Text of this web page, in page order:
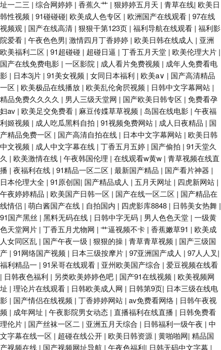
观看 91午夜黄色影院 日本色色影院 欧美性vahd 九九性爱网 东京热小视频
99人妻草 A片天天干 97超碰欧美亚洲 91手机视频 91黄在线观看 午夜色被窝
人人摸人人91 久草视频福利 国产久草香蕉 肏屄勉费视频 91综合视频
www99操 97人人操人人 91性情 91黄色网入口站 午夜操B影院 三级视频国
产 欧美a影院 黑丝足交后入 福利视频网址 WWW浮力COM 国产成人免费专
区 大香蕉伊人青青 东方成人AV综合 超碰97干 99国午夜产传媒 综合另类第
天堂夜夜网 欧美网站在线观看 九九午夜成人剧场 美女人人操 狼友97 久久国
产精品√√ 精品一区在 黄色美女视频 岛国免费小电影 97综合 中文字幕熟女青
草 天堂Av网导航 亚洲一二三 自拍十区 最新网址av 婷婷97色色网 欧洲人人
肏 蜜臀导航 国模100p 超碰人人操在线 97中文资源站 制服诱惑传媒探花 四
虎色导航 午夜剧场污 五月天啪啪啪啪 污视频观看 熟女视频91 欧美啪啪午夜
频道 极品影院 福利AV一区 av在线超碰 91苍苍影院 99操比 97在线资源 足交
网址 91国产精品 午夜激情影院 日本黄色网 麻豆福利导航 韩国色色 91热播
社区 亚州综合色图 日韩成人综合AⅤ 玖玖艹东京 白丝足交自慰 国产tv精品 俺
址一二三 | 综合网婷婷 | 香蕉久艹 | 狠婷婷五月天 | 青草在线| 欧美日
韩性视频 | 91碰碰碰| 欧美成人色专区 | 欧洲国产在线观看 | 97在线
视频观 | 国产在线高清 | 狠狠干第123页 | 福利导航在线观看 | 福利影
院爱看 | 午夜色色男| 激情四月丁香婷婷 | 欧美日韩在线成人 | 亚洲
欧美福利二区 | 91超碰碰 | 超碰日逼 | 丁香五月天堂 | 欧美伦理大片 |
国产在线免费电影 | 一区影院 | 成人看片免费视频 | 成年人免费看电
影 | 日本3j片 | 91美女视频 | 女同日本福利 | 欧美a∨ | 国产高清精品
一区 | 欧美极品在线播放 | 欧美乱伦肏屄视频 | 日韩中文字幕网站 |
精品免费久久久久 | 男人三级天堂网 | 国产欧美日韩专区 | 免费看孕
妇av | 欧美足交免费看 | 麻豆传媟草草视频 | 岛国在线电影 | 午夜福
利姬视频 | 成人吃瓜黑料自拍 | 91视频免费网站 | 成人日夜精品 | 国
产精品免费一区 | 国产高清自拍在线 | 日本中文字幕网站 | 欧美日韩
中文视频 | 成人中文字幕在线 | 丁香五月五婷 | 国产偷拍 | 91天堂久
久 | 欧美激情在线 | 午夜韩国伦理 | 在线观看w黄w | 青草视频在线直
播 | 夜福利在线 | 91精品一区二区 | 最新国产精品 | 国产看片神器 |
日本伦理大全 | 91原创国| 国产精品成人 | 五月天网址 | 四虎新网站 |
午夜婷婷精品 | 欧美国产日韩一区 | 国产在线一区二区 | 国产精品在
线情侣 | 萌白酱国产在线 | 自拍国内 | 四虎影库8848 | 日韩美女热舞 |
91国产黑丝 | 黑料无码在线 | 日韩中字无码 | 男人色色天堂 | 一级黄
色天堂网片 | 丁香五月尤物网 | 艹逼视频不卡 | 香蕉嫩草91 | 欧美成
人女同区乱 | 国产午夜一级 | 狠狠的操 | 青草青草视频 | 国产三级国
产 | 91网络国产视频 | 日本三级按摩片 | 97亚洲国产成人 | 97人人叉|
福利精品一 | 91呆哥在线观看 | 亚州欧美国产综合 | 爱豆视频在线看
| 日韩夜色福利 | 另类欧美婷婷色吧 | 国产91在线视频 | 欧美视频网
址 | 理论片在线观看 | 日韩欧美成人网 | 日韩第9页| 日本三级在线电
影 | 国产情侣在线视频 | 丁香婷婷网站 | av免费看网络 | 日韩午夜视
频 | 成年网址 | 午夜影院男女动态 | 直播福利在线直播 | 日韩免费看
理伦片 | 国产丝袜一区二 | 亚洲五月天综合 | 日韩福利一级午夜 | 中
文字幕在线一区 | 超碰在线公开 | 欧美日韩资源 | 黄啪啪网| 精品国
产视频在线 | 国产视频网址导航 | 午夜色福利| 日韩无码中文字幕 |